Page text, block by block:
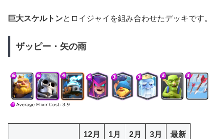
巨大スケルトンとロイジャイを組み合わせたデッキです。
ザッピー・矢の雨
12月 1月 2月 3月 最新